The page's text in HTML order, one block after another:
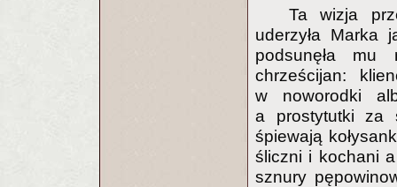
Ta wizja
uderzyła Marka
podsunęła mu
chrześcijan:
w noworodki
a prostytutki za
śpiewają
śliczni i kochani
sznury